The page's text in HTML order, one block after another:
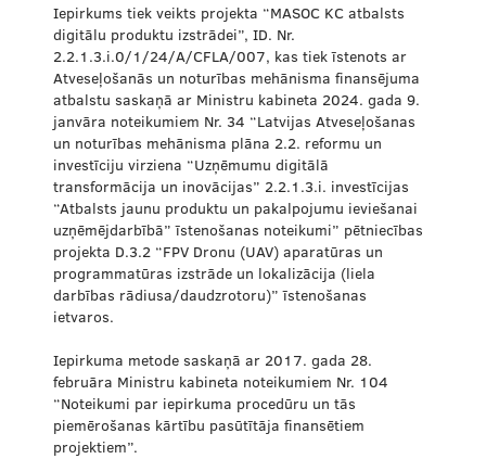
Iepirkums tiek veikts projekta “MASOC KC atbalsts
digitālu produktu izstrādei”, ID. Nr.
2.2.1.3.i.0/1/24/A/CFLA/007, kas tiek īstenots ar
Atveseļošanās un noturības mehānisma finansējuma
atbalstu saskaņā ar Ministru kabineta 2024. gada 9.
janvāra noteikumiem Nr. 34 “Latvijas Atveseļošanas
un noturības mehānisma plāna 2.2. reformu un
investīciju virziena “Uzņēmumu digitālā
transformācija un inovācijas” 2.2.1.3.i. investīcijas
“Atbalsts jaunu produktu un pakalpojumu ieviešanai
uzņēmējdarbībā” īstenošanas noteikumi” pētniecības
projekta D.3.2 “FPV Dronu (UAV) aparatūras un
programmatūras izstrāde un lokalizācija (liela
darbības rādiusa/daudzrotoru)” īstenošanas
ietvaros.
Iepirkuma metode saskaņā ar 2017. gada 28.
februāra Ministru kabineta noteikumiem Nr. 104
“Noteikumi par iepirkuma procedūru un tās
piemērošanas kārtību pasūtītāja finansētiem
projektiem”.